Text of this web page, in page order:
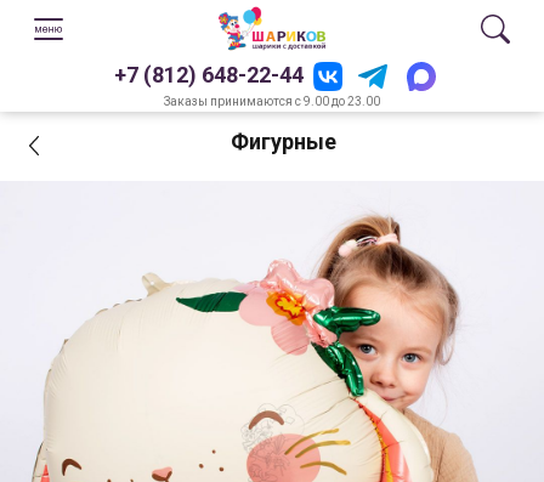
+7 (812) 648-22-44
Заказы принимаются с 9.00 до 23.00
Фигурные